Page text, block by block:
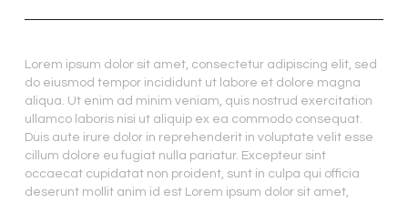
Lorem ipsum dolor sit amet, consectetur adipiscing elit, sed
do eiusmod tempor incididunt ut labore et dolore magna
aliqua. Ut enim ad minim veniam, quis nostrud exercitation
ullamco laboris nisi ut aliquip ex ea commodo consequat.
Duis aute irure dolor in reprehenderit in voluptate velit esse
cillum dolore eu fugiat nulla pariatur. Excepteur sint
occaecat cupidatat non proident, sunt in culpa qui officia
deserunt mollit anim id est Lorem ipsum dolor sit amet,